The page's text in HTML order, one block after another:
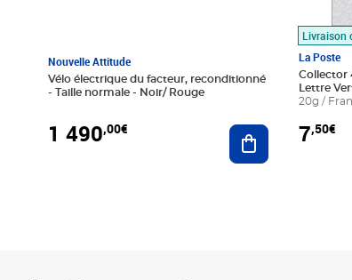
Nouvelle Attitude
Vélo électrique du facteur, reconditionné
- Taille normale - Noir/ Rouge
1 490,00€ Ajouter au
Livraison
La Poste
Collector
Lettre
20g /
7,50€